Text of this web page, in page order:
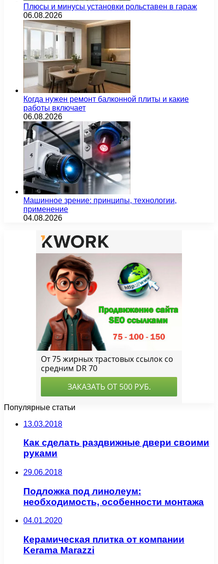
Плюсы и минусы установки рольставен в гараж
06.08.2026
Когда нужен ремонт балконной плиты и какие
работы включает
06.08.2026
Машинное зрение: принципы, технологии,
применение
04.08.2026
Популярные статьи
13.03.2018
Как сделать раздвижные двери своими
руками
29.06.2018
Подложка под линолеум:
необходимость, особенности монтажа
04.01.2020
Керамическая плитка от компании
Kerama Marazzi